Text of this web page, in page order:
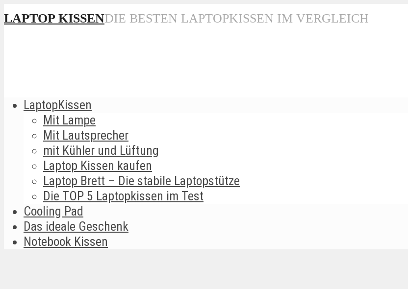
LAPTOP KISSENDIE BESTEN LAPTOPKISSEN IM VERGLEICH
LaptopKissen
Mit Lampe
Mit Lautsprecher
mit Kühler und Lüftung
Laptop Kissen kaufen
Laptop Brett – Die stabile Laptopstütze
Die TOP 5 Laptopkissen im Test
Cooling Pad
Das ideale Geschenk
Notebook Kissen